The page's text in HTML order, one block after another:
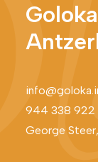
944 338 922
George